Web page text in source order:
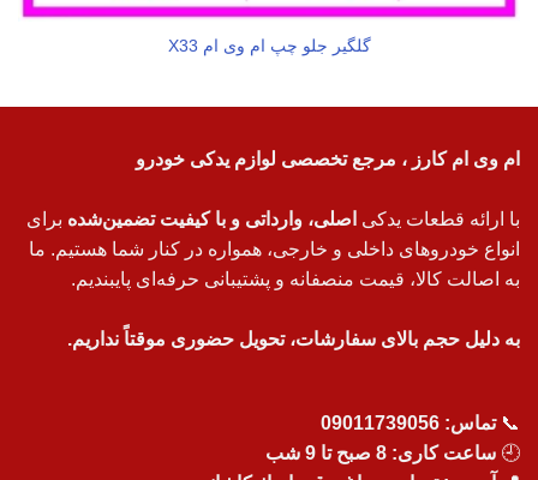
گلگیر جلو چپ ام وی ام X33
ام وی ام کارز ، مرجع تخصصی لوازم یدکی خودرو
با ارائه قطعات یدکی اصلی، وارداتی و با کیفیت تضمین‌شده برای
انواع خودروهای داخلی و خارجی، همواره در کنار شما هستیم. ما
به اصالت کالا، قیمت منصفانه و پشتیبانی حرفه‌ای پایبندیم.
به دلیل حجم بالای سفارشات، تحویل حضوری موقتاً نداریم.
📞تماس: 09011739056
🕘 ساعت کاری: 8 صبح تا 9 شب